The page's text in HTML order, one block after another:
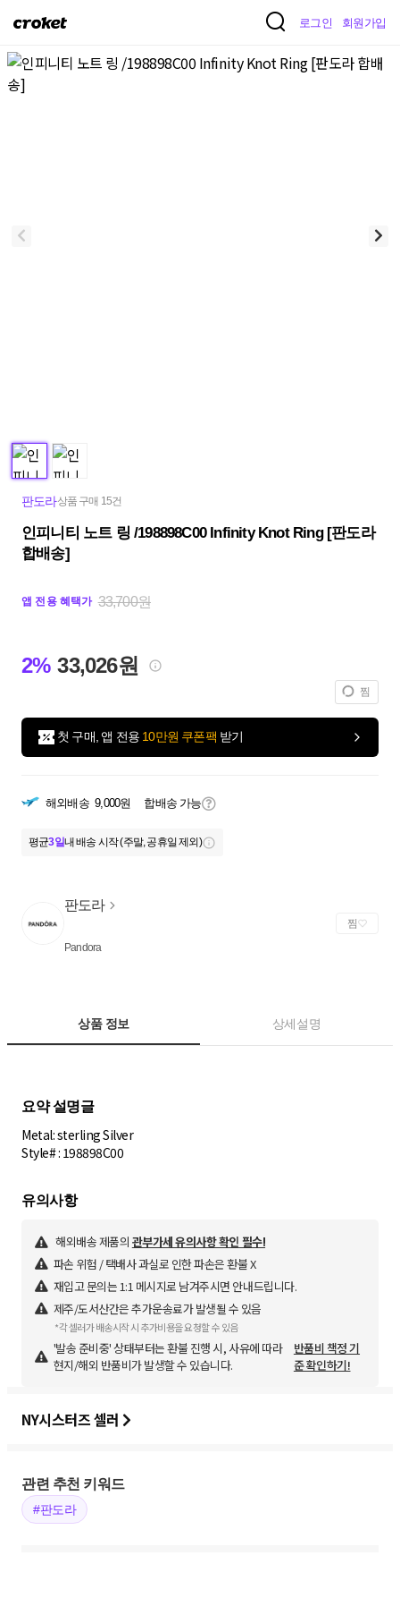
크
켓
로그인 회원가입
판도라상품 구매 15건
인피니티 노트 링 /198898C00 Infinity Knot Ring [판도라
합배송]
앱 전용 혜택가 33,700원
2% 33,026원
찜
첫 구매, 앱 전용 10만원 쿠폰팩 받기
해외배송 9,000원 합배송 가능
평균3일내 배송 시작 (주말, 공휴일 제외)
판도라
Pandora
찜
상품 정보 상세설명
요약 설명글
Metal: sterling Silver
Style# : 198898C00
유의사항
해외배송 제품의 관부가세 유의사항 확인 필수!
파손 위험 / 택배사 과실로 인한 파손은 환불 X
재입고 문의는 1:1 메시지로 남겨주시면 안내드립니다.
제주/도서산간은 추가운송료가 발생될 수 있음
*각 셀러가 배송시작 시 추가비용을 요청할 수 있음
'발송 준비중' 상태부터는 환불 진행 시, 사유에 따라
현지/해외 반품비가 발생할 수 있습니다.
반품비 책정 기
준 확인하기!
NY시스터즈 셀러
관련 추천 키워드
#판도라